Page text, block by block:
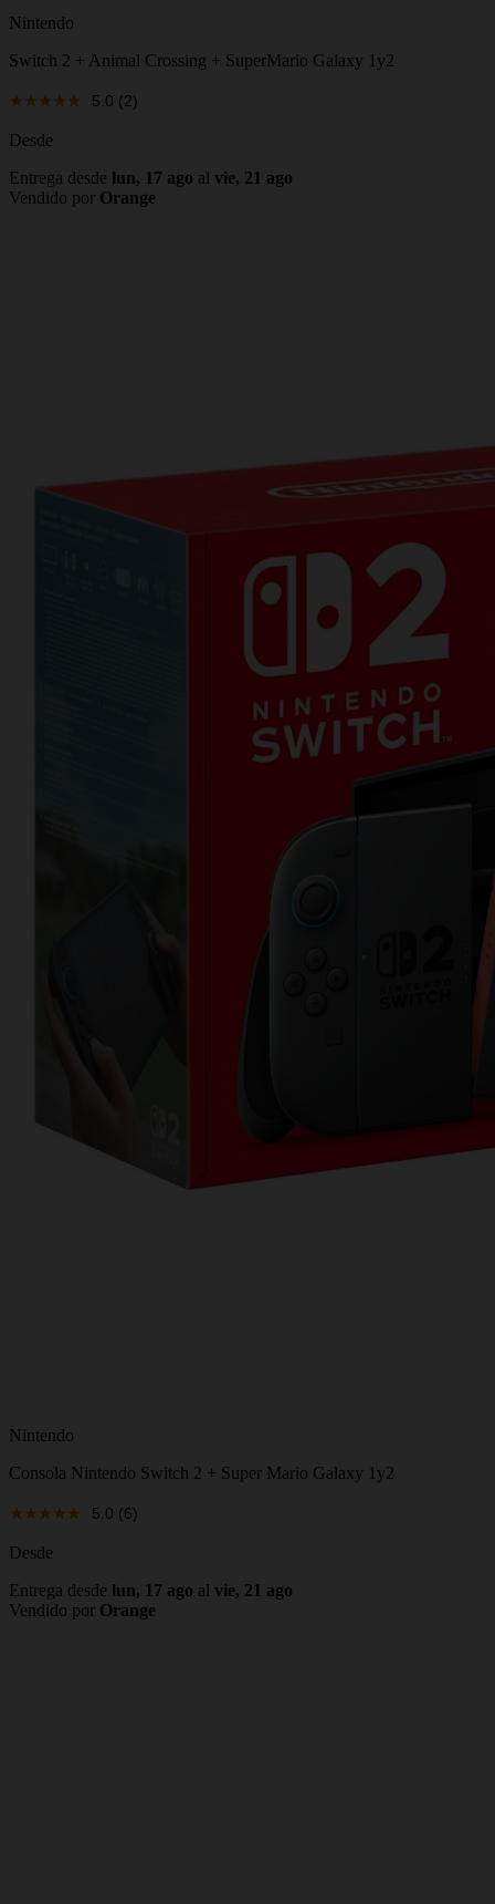
Nintendo
Switch 2 + Animal Crossing + SuperMario Galaxy 1y2
5.0 (2)
Desde
Entrega desde lun, 17 ago al vie, 21 ago
Vendido por Orange
Nintendo
Consola Nintendo Switch 2 + Super Mario Galaxy 1y2
5.0 (6)
Desde
Entrega desde lun, 17 ago al vie, 21 ago
Vendido por Orange